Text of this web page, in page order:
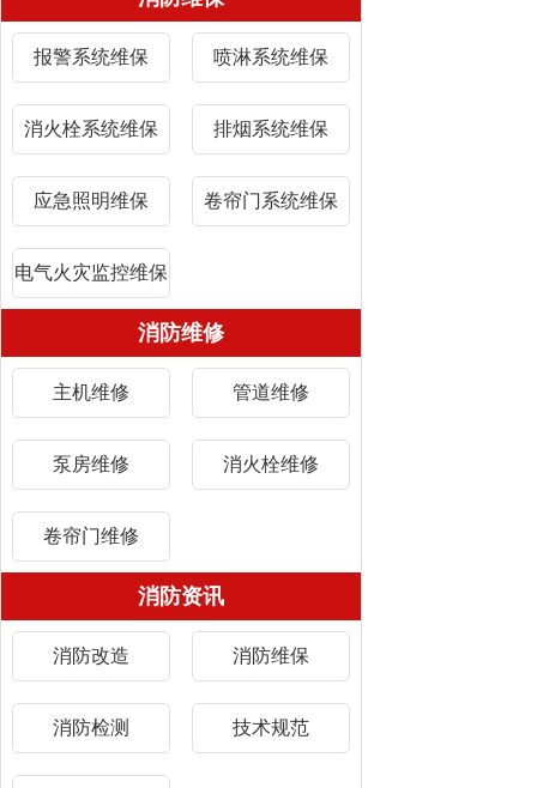
报警系统维保 喷淋系统维保
消火栓系统维保 排烟系统维保
应急照明维保 卷帘门系统维保
电气火灾监控维保
消防维修
主机维修 管道维修
泵房维修 消火栓维修
卷帘门维修
消防资讯
消防改造 消防维保
消防检测 技术规范